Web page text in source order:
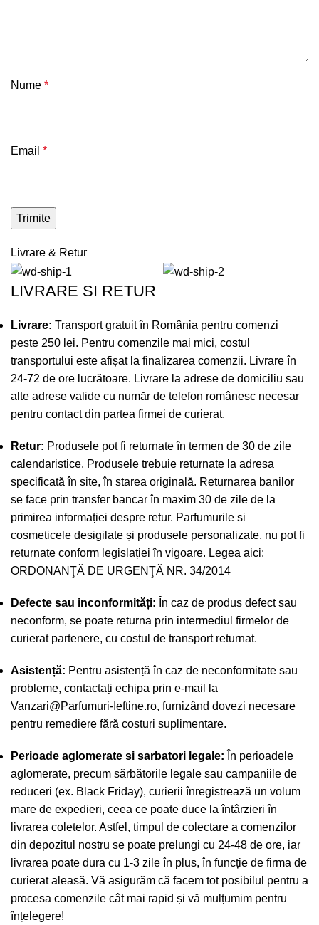
Nume *
Email *
Livrare & Retur
LIVRARE SI RETUR
Livrare: Transport gratuit în România pentru comenzi
peste 250 lei. Pentru comenzile mai mici, costul
transportului este afișat la finalizarea comenzii. Livrare în
24-72 de ore lucrătoare. Livrare la adrese de domiciliu sau
alte adrese valide cu număr de telefon românesc necesar
pentru contact din partea firmei de curierat.
Retur: Produsele pot fi returnate în termen de 30 de zile
calendaristice. Produsele trebuie returnate la adresa
specificată în site, în starea originală. Returnarea banilor
se face prin transfer bancar în maxim 30 de zile de la
primirea informației despre retur. Parfumurile si
cosmeticele desigilate și produsele personalizate, nu pot fi
returnate conform legislației în vigoare. Legea aici:
ORDONANŢĂ DE URGENŢĂ NR. 34/2014
Defecte sau inconformități: În caz de produs defect sau
neconform, se poate returna prin intermediul firmelor de
curierat partenere, cu costul de transport returnat.
Asistență: Pentru asistență în caz de neconformitate sau
probleme, contactați echipa prin e-mail la
Vanzari@Parfumuri-Ieftine.ro, furnizând dovezi necesare
pentru remediere fără costuri suplimentare.
Perioade aglomerate si sarbatori legale: În perioadele
aglomerate, precum sărbătorile legale sau campaniile de
reduceri (ex. Black Friday), curierii înregistrează un volum
mare de expedieri, ceea ce poate duce la întârzieri în
livrarea coletelor. Astfel, timpul de colectare a comenzilor
din depozitul nostru se poate prelungi cu 24-48 de ore, iar
livrarea poate dura cu 1-3 zile în plus, în funcție de firma de
curierat aleasă. Vă asigurăm că facem tot posibilul pentru a
procesa comenzile cât mai rapid și vă mulțumim pentru
înțelegere!